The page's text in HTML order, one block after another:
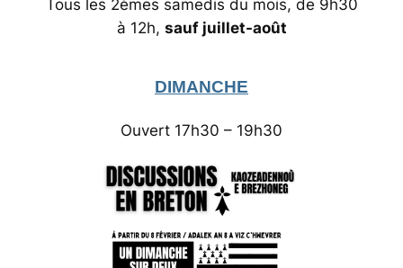
Tous les 2èmes samedis du mois, ‌de 9h30
à 12h, sauf juillet-août
DIMANCHE
Ouvert 17h30 – 19h30